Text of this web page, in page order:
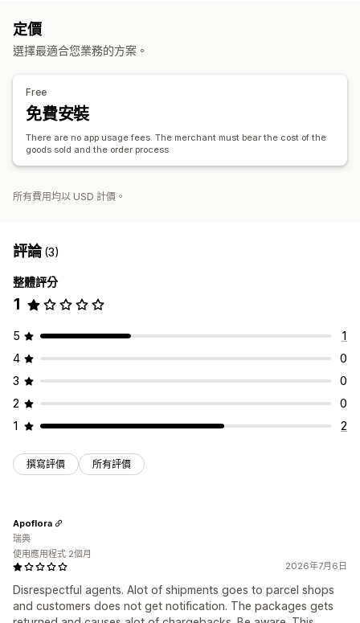
定價
選擇最適合您業務的方案。
Free
免費安裝
There are no app usage fees. The merchant must bear the cost of the
goods sold and the order process
所有費用均以 USD 計價。
評論(3)
整體評分
1
5
1
4
0
3
0
2
0
1
2
撰寫評價 所有評價
2026年7月6日
Disrespectful agents. Alot of shipments goes to parcel shops
and customers does not get notification. The packages gets
Apoflora
瑞典
使用應用程式 2個月